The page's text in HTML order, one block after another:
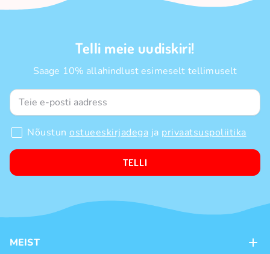
Telli meie uudiskiri!
Saage 10% allahindlust esimeselt tellimuselt
Nõustun ostueeskirjadega ja privaatsuspoliitika
TELLI
MEIST